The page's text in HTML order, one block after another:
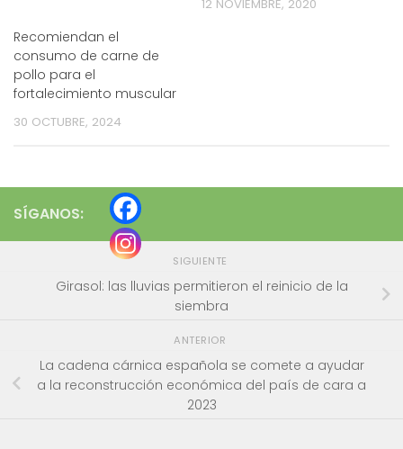
Recomiendan el
consumo de carne de
pollo para el
fortalecimiento muscular
30 OCTUBRE, 2024
12 NOVIEMBRE, 2020
SÍGANOS:
SIGUIENTE
Girasol: las lluvias permitieron el reinicio de la
siembra
ANTERIOR
La cadena cárnica española se comete a ayudar
a la reconstrucción económica del país de cara a
2023